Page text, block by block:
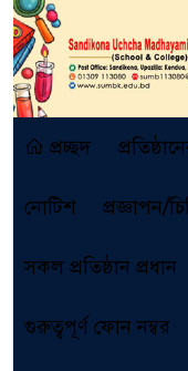
প্রচ্ছদ
নোটিশ প্রজ্ঞাপন/
সকল প্রতিষ্ঠান প্রধান
গুরুত্বপূর্ণ ফোন নম্বর